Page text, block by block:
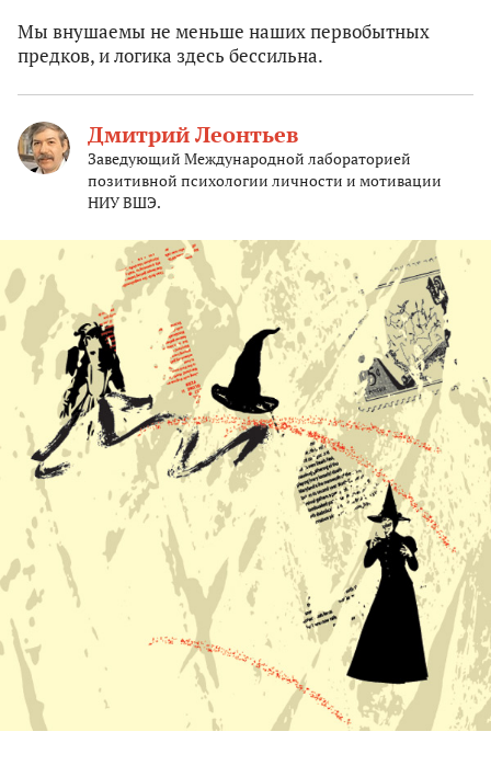
Мы внушаемы не меньше наших первобытных
предков, и логика здесь бессильна.
Дмитрий Леонтьев
Заведующий Международной лабораторией
позитивной психологии личности и мотивации
НИУ ВШЭ.